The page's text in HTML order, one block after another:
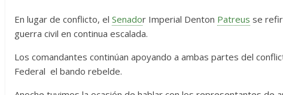
En lugar de conflicto, el Senador Imperial Denton Patreus se
guerra civil en continua escalada.
Los comandantes continúan apoyando a ambas partes del
Federal  el bando rebelde.
Mayo de 2026